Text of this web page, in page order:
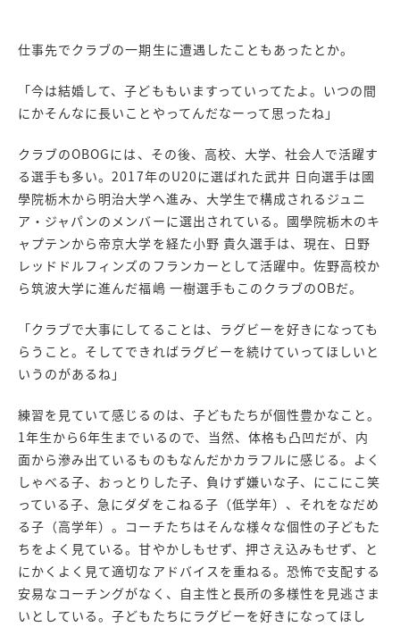
仕事先でクラブの一期生に遭遇したこともあったとか。
「今は結婚して、子どももいますっていってたよ。いつの間
にかそんなに長いことやってんだなーって思ったね」
クラブのOBOGには、その後、高校、大学、社会人で活躍す
る選手も多い。2017年のU20に選ばれた武井 日向選手は國
學院栃木から明治大学へ進み、大学生で構成されるジュニ
ア・ジャパンのメンバーに選出されている。國學院栃木のキ
ャプテンから帝京大学を経た小野 貴久選手は、現在、日野
レッドドルフィンズのフランカーとして活躍中。佐野高校か
ら筑波大学に進んだ福嶋 一樹選手もこのクラブのOBだ。
「クラブで大事にしてることは、ラグビーを好きになっても
らうこと。そしてできればラグビーを続けていってほしいと
いうのがあるね」
練習を見ていて感じるのは、子どもたちが個性豊かなこと。
1年生から6年生までいるので、当然、体格も凸凹だが、内
面から滲み出ているものもなんだかカラフルに感じる。よく
しゃべる子、おっとりした子、負けず嫌いな子、にこにこ笑
っている子、急にダダをこねる子（低学年）、それをなだめ
る子（高学年）。コーチたちはそんな様々な個性の子どもた
ちをよく見ている。甘やかしもせず、押さえ込みもせず、と
にかくよく見て適切なアドバイスを重ねる。恐怖で支配する
安易なコーチングがなく、自主性と長所の多様性を見逃さま
いとしている。子どもたちにラグビーを好きになってほし